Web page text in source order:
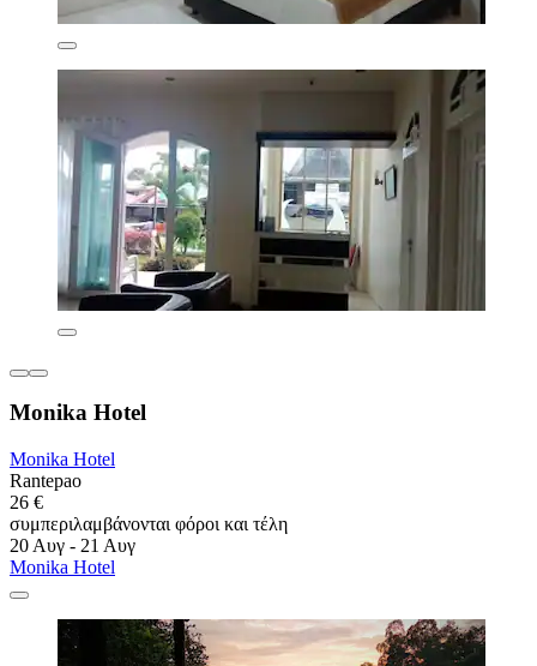
Monika Hotel
Monika Hotel
Rantepao
26 €
συμπεριλαμβάνονται φόροι και τέλη
20 Αυγ - 21 Αυγ
Monika Hotel